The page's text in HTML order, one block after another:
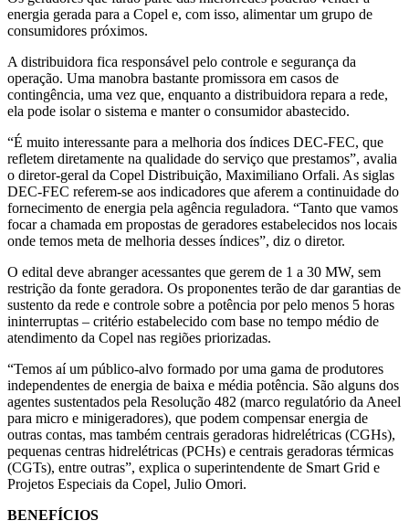
energia gerada para a Copel e, com isso, alimentar um grupo de
consumidores próximos.
A distribuidora fica responsável pelo controle e segurança da
operação. Uma manobra bastante promissora em casos de
contingência, uma vez que, enquanto a distribuidora repara a rede,
ela pode isolar o sistema e manter o consumidor abastecido.
“É muito interessante para a melhoria dos índices DEC-FEC, que
refletem diretamente na qualidade do serviço que prestamos”, avalia
o diretor-geral da Copel Distribuição, Maximiliano Orfali. As siglas
DEC-FEC referem-se aos indicadores que aferem a continuidade do
fornecimento de energia pela agência reguladora. “Tanto que vamos
focar a chamada em propostas de geradores estabelecidos nos locais
onde temos meta de melhoria desses índices”, diz o diretor.
O edital deve abranger acessantes que gerem de 1 a 30 MW, sem
restrição da fonte geradora. Os proponentes terão de dar garantias de
sustento da rede e controle sobre a potência por pelo menos 5 horas
ininterruptas – critério estabelecido com base no tempo médio de
atendimento da Copel nas regiões priorizadas.
“Temos aí um público-alvo formado por uma gama de produtores
independentes de energia de baixa e média potência. São alguns dos
agentes sustentados pela Resolução 482 (marco regulatório da Aneel
para micro e minigeradores), que podem compensar energia de
outras contas, mas também centrais geradoras hidrelétricas (CGHs),
pequenas centras hidrelétricas (PCHs) e centrais geradoras térmicas
(CGTs), entre outras”, explica o superintendente de Smart Grid e
Projetos Especiais da Copel, Julio Omori.
BENEFÍCIOS